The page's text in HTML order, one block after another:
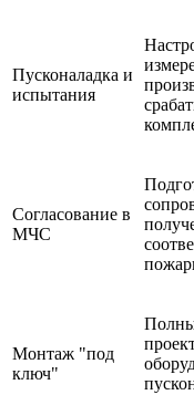
Пусконаладка и
испытания
Согласование в
МЧС
Монтаж "под
ключ"